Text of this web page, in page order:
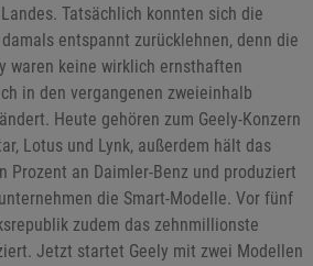
Tatsächlich konnten sich die
entspannt zurücklehnen, denn die
waren keine wirklich ernsthaften
in den vergangenen zweieinhalb
Heute gehören zum Geely-Konzern
Lotus und Lynk, außerdem hält das
Prozent an Daimler-Benz und produziert
die Smart-Modelle. Vor fünf
zudem das zehnmillionste
Jetzt startet Geely mit zwei Modellen